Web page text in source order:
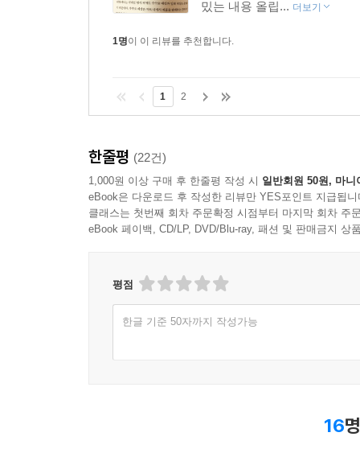
밌는 내용 올립... 더보기
1명이 이 리뷰를 추천합니다.
1 2
한줄평 (22건)
1,000원 이상 구매 후 한줄평 작성 시 일반회원 50원, 마니
eBook은 다운로드 후 작성한 리뷰만 YES포인트 지급됩니
클래스는 첫번째 회차 주문확정 시점부터 마지막 회차 주
eBook 페이백, CD/LP, DVD/Blu-ray, 패션 및 판매금지 상
평점
한글 기준 50자까지 작성가능
16